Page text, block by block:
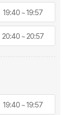
19:40 ~ 19:57
20:40 ~ 20:57
19:40 ~ 19:57